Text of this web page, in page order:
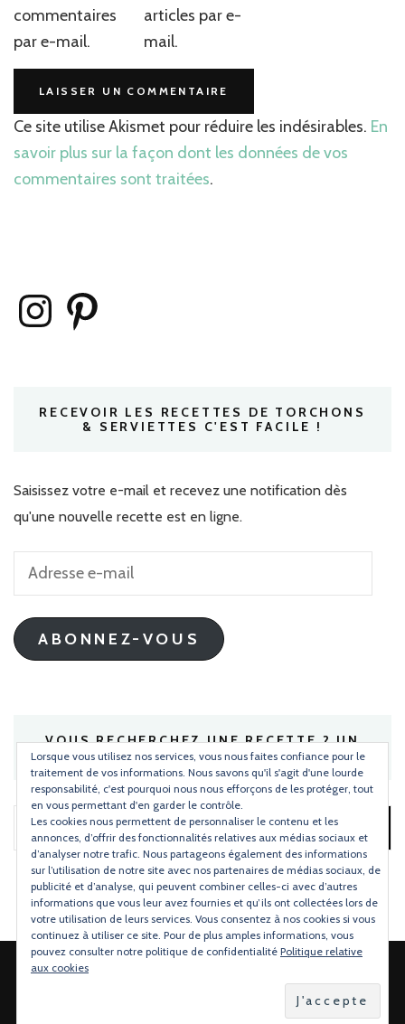
commentaires
par e-mail.
articles par e-
mail.
Ce site utilise Akismet pour réduire les indésirables. En
savoir plus sur la façon dont les données de vos
commentaires sont traitées.
InstagramPinterest
RECEVOIR LES RECETTES DE TORCHONS
& SERVIETTES C'EST FACILE !
Saisissez votre e-mail et recevez une notification dès
qu'une nouvelle recette est en ligne.
Adresse
mail
ABONNEZ-VOUS
VOUS RECHERCHEZ UNE RECETTE ? UN
INGRÉDIENT ?
Rechercher :
2026 Copyright
Lorsque vous utilisez nos services, vous nous faites confiance pour le
traitement de vos informations. Nous savons qu'il s'agit d'une lourde
responsabilité, c'est pourquoi nous nous efforçons de les protéger, tout
en vous permettant d'en garder le contrôle.
Les cookies nous permettent de personnaliser le contenu et les
annonces, d’offrir des fonctionnalités relatives aux médias sociaux et
d’analyser notre trafic. Nous partageons également des informations
sur l’utilisation de notre site avec nos partenaires de médias sociaux, de
publicité et d’analyse, qui peuvent combiner celles-ci avec d’autres
informations que vous leur avez fournies et qu’ils ont collectées lors de
votre utilisation de leurs services. Vous consentez à nos cookies si vous
continuez à utiliser ce site. Pour de plus amples informations, vous
pouvez consulter notre politique de confidentialité Politique relative
aux cookies